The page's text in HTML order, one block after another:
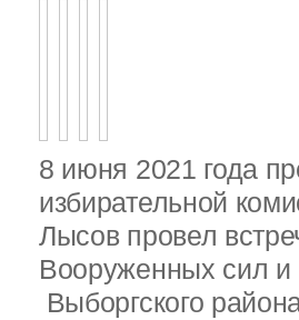
8 июня 2021 года
избирательной
Лысов провел
Вооруженных сил и
Выборгского